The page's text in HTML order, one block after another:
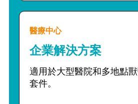
醫療中心
企業解決方案
適用於大型醫院和多地點
套件。